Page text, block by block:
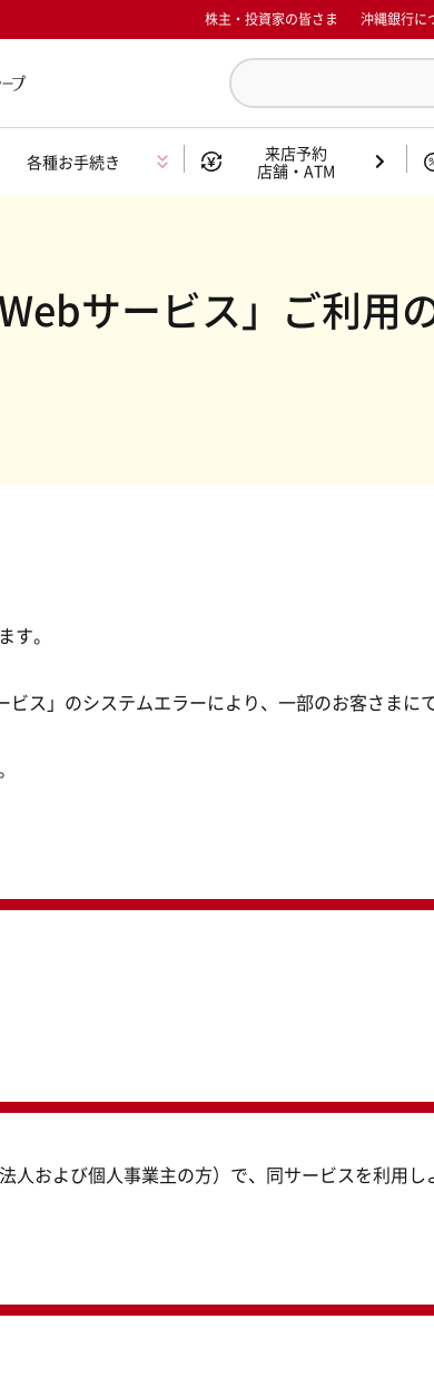
各種お手続き
来店予約
店舗・ATM
株主・投資家の皆さま 沖縄銀行に
Webサービス」ご利
す。
ス」のシステムエラーにより、一部のお客さまに
人および個人事業主の方）で、同サービスを利用